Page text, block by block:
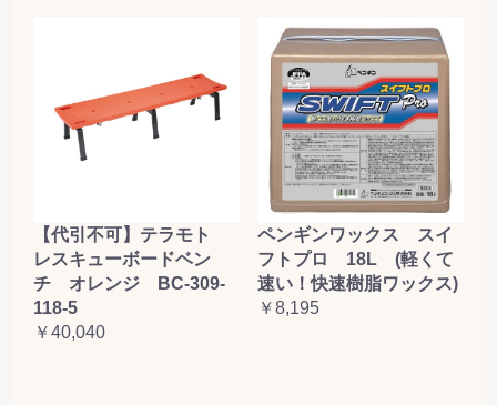
【代引不可】テラモト
レスキューボードベン
チ オレンジ BC-309-
118-5
￥40,040
ペンギンワックス スイ
フトプロ 18L (軽くて
速い！快速樹脂ワックス)
￥8,195